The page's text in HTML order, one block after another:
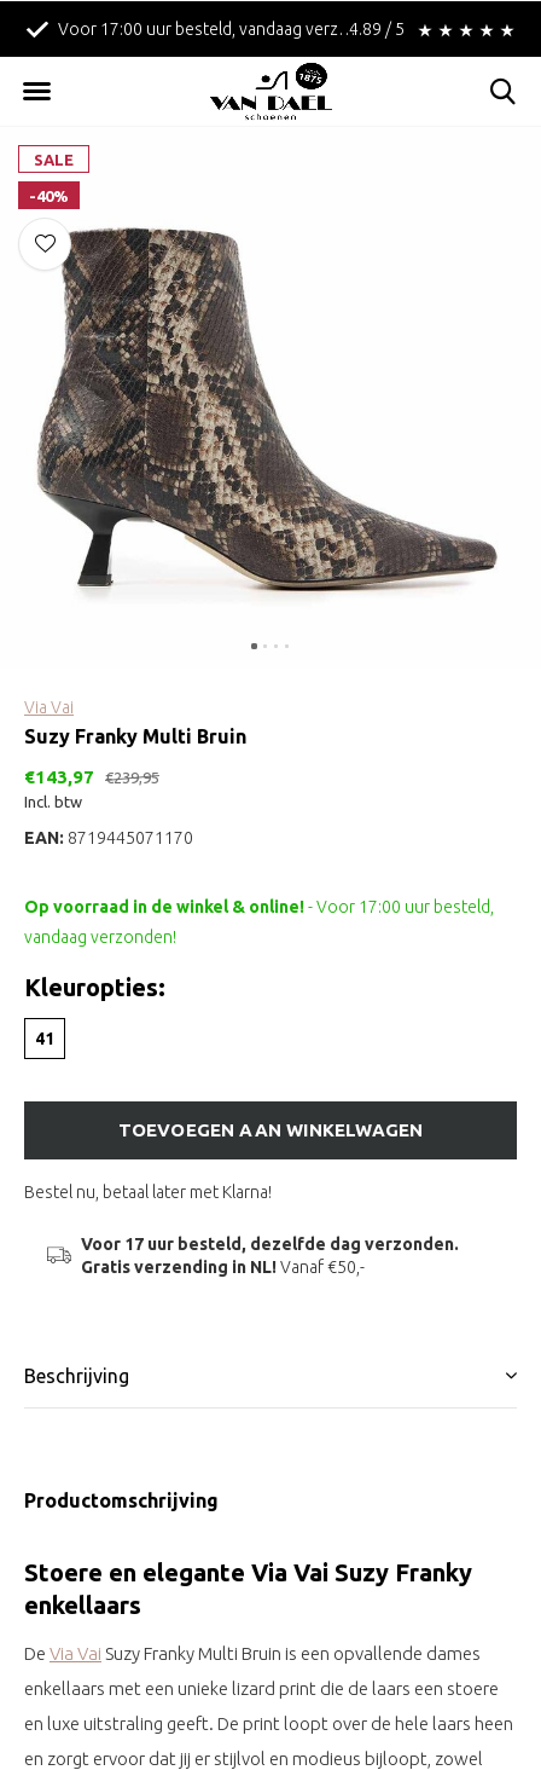
Voor 17:00 uur besteld, vandaag verzonden! Betaal achteraf met
4.89 / 5
SALE
-40%
Via Vai
Suzy Franky Multi Bruin
€143,97
€239,95
Incl. btw
EAN: 8719445071170
Op voorraad in de winkel & online!- Voor 17:00 uur besteld,
vandaag verzonden!
Kleuropties:
41
TOEVOEGEN AAN WINKELWAGEN
Bestel nu, betaal later met Klarna!
Voor 17 uur besteld, dezelfde dag verzonden.
Gratis verzending in NL!Vanaf €50,-
Beschrijving
Productomschrijving
Stoere en elegante Via Vai Suzy Franky
enkellaars
De Via Vai Suzy Franky Multi Bruin is een opvallende dames
enkellaars met een unieke lizard print die de laars een stoere
en luxe uitstraling geeft. De print loopt over de hele laars heen
en zorgt ervoor dat jij er stijlvol en modieus bijloopt, zowel